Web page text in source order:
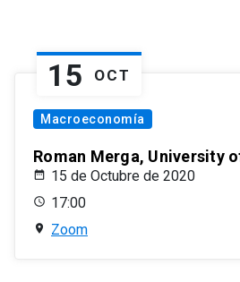
15 OCT
Macroeconomía
Roman Merga, University
15 de Octubre de 2020
17:00
Zoom